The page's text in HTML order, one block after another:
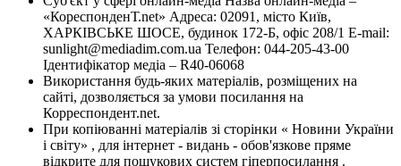
«КореспонденТ.net» Адреса: 02091, місто Київ,
ХАРКІВСЬКЕ ШОСЕ, будинок 172-Б, офіс 208/1 E-mail:
sunlight@mediadim.com.ua Телефон: 044-205-43-00
Ідентифікатор медіа – R40-06068
Використання будь-яких матеріалів, розміщених на
сайті, дозволяється за умови посилання на
Корреспондент.net.
При копіюванні матеріалів зі сторінки « Новини України
і світу» , для інтернет - видань - обов'язкове пряме
відкрите для пошукових систем гіперпосилання .